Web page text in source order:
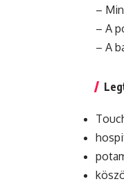
–
– A
– A